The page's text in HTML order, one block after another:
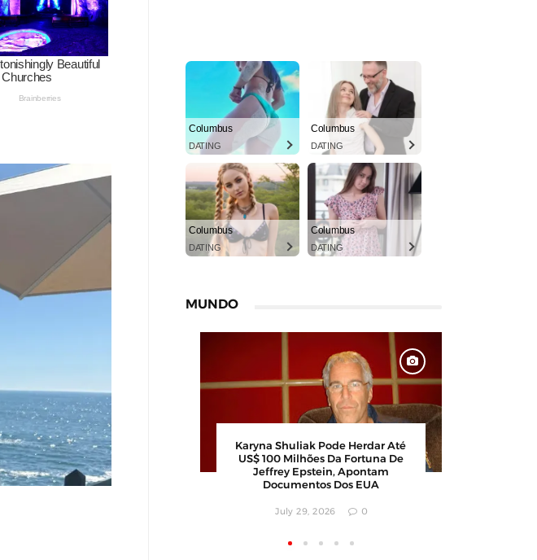
Columbus
DATING
Columbus
DATING
Columbus
DATING
Columbus
DATING
MUNDO
Calor Extremo Na Coreia Do Sul
Faz 16 Mortes Com Temperaturas
Próximas Dos 42ºC
Polícia Investiga Morte De
Modelo Encontrada Em Mala
Após Viagem Pela Europa